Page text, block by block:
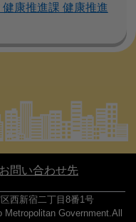
康推進課 健康推進
問い合わせ先
西新宿二丁目8番1号
Government.All